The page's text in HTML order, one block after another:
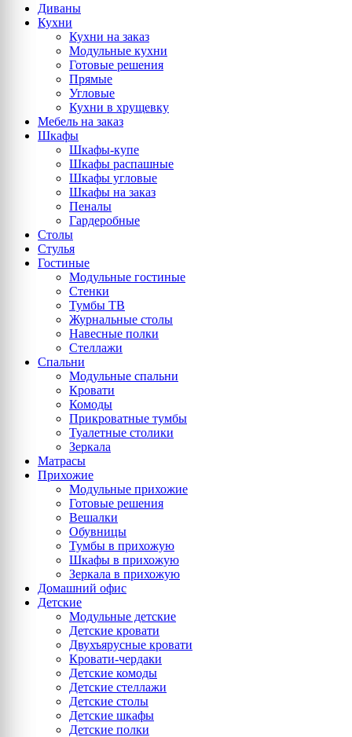
Диваны
Кухни
Кухни на заказ
Модульные кухни
Готовые решения
Прямые
Угловые
Кухни в хрущевку
Мебель на заказ
Шкафы
Шкафы-купе
Шкафы распашные
Шкафы угловые
Шкафы на заказ
Пеналы
Гардеробные
Столы
Стулья
Гостиные
Модульные гостиные
Стенки
Тумбы ТВ
Журнальные столы
Навесные полки
Стеллажи
Спальни
Модульные спальни
Кровати
Комоды
Прикроватные тумбы
Туалетные столики
Зеркала
Матрасы
Прихожие
Модульные прихожие
Готовые решения
Вешалки
Обувницы
Тумбы в прихожую
Шкафы в прихожую
Зеркала в прихожую
Домашний офис
Детские
Модульные детские
Детские кровати
Двухъярусные кровати
Кровати-чердаки
Детские комоды
Детские стеллажи
Детские столы
Детские шкафы
Детские полки